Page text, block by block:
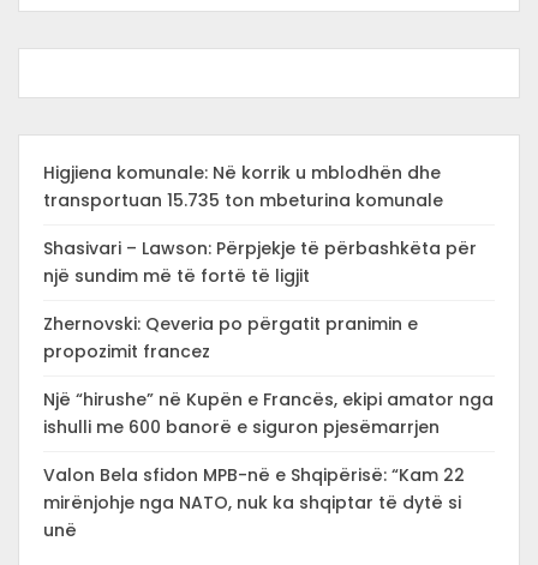
Higjiena komunale: Në korrik u mblodhën dhe
transportuan 15.735 ton mbeturina komunale
Shasivari – Lawson: Përpjekje të përbashkëta për
një sundim më të fortë të ligjit
Zhernovski: Qeveria po përgatit pranimin e
propozimit francez
Një “hirushe” në Kupën e Francës, ekipi amator nga
ishulli me 600 banorë e siguron pjesëmarrjen
Valon Bela sfidon MPB-në e Shqipërisë: “Kam 22
mirënjohje nga NATO, nuk ka shqiptar të dytë si
unë